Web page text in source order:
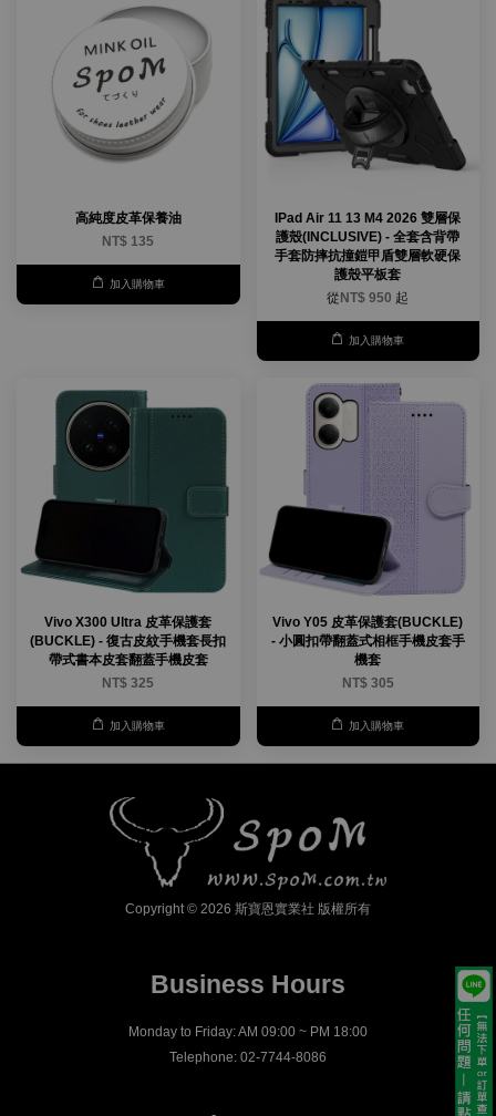
高純度皮革保養油
NT$ 135
加入購物車
IPad Air 11 13 M4 2026 雙層保
護殼(INCLUSIVE) - 全套含背帶
手套防摔抗撞鎧甲盾雙層軟硬保
護殼平板套
從 NT$ 950 起
加入購物車
Vivo X300 Ultra 皮革保護套
(BUCKLE) - 復古皮紋手機套長扣
帶式書本皮套翻蓋手機皮套
NT$ 325
加入購物車
Vivo Y05 皮革保護套(BUCKLE)
- 小圓扣帶翻蓋式相框手機皮套手
機套
NT$ 305
加入購物車
Copyright © 2026 斯寶恩實業社 版權所有
Business Hours
Monday to Friday: AM 09:00 ~ PM 18:00
Telephone: 02-7744-8086